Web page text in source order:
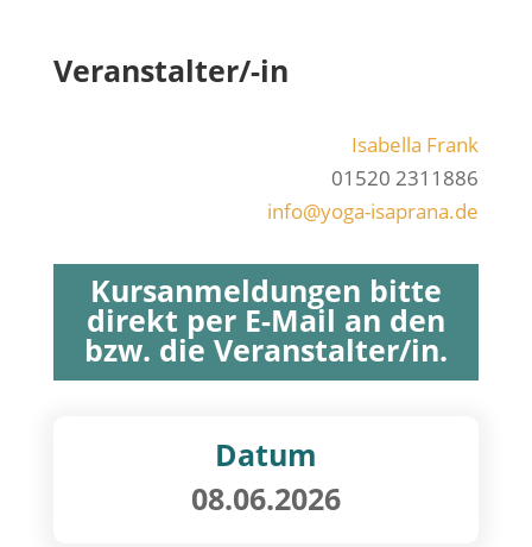
Veranstalter/-in
Isa­bel­la Frank
01520 2311886
info@yoga-isaprana.de
Kursanmeldungen bitte
direkt per E-Mail an den
bzw. die Veranstalter/in.
Datum
08.06.2026